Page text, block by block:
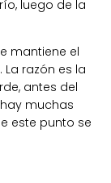
luego de la
mantiene el
razón es la
antes del
muchas
este punto se